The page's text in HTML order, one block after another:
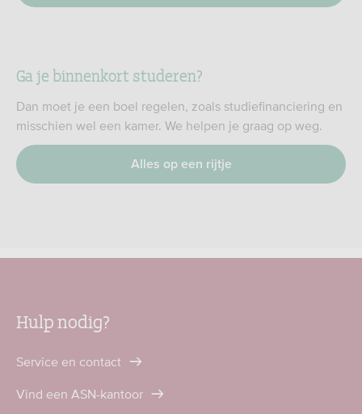
Ga je binnenkort studeren?
Dan moet je een boel regelen, zoals studiefinanciering en
misschien wel een kamer. We helpen je graag op weg.
Alles op een rijtje
Hulp nodig?
Service en contact
Vind een ASN-kantoor